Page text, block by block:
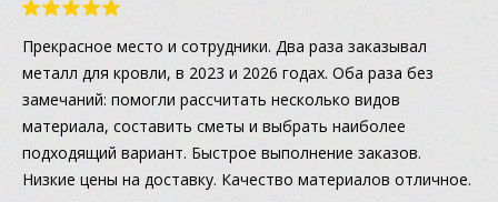
Прекрасное место и сотрудники. Два раза заказывал
металл для кровли, в 2023 и 2026 годах. Оба раза без
замечаний: помогли рассчитать несколько видов
материала, составить сметы и выбрать наиболее
подходящий вариант. Быстрое выполнение заказов.
Низкие цены на доставку. Качество материалов отличное.